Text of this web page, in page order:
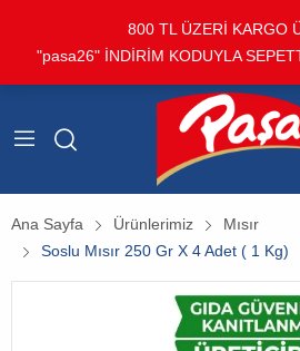
800 TL ÜZERİ KARGO
"pasa26" İNDİRİM KODUYLA
Ana Sayfa Ürünlerimiz
Mısır
Soslu Mısır 250 Gr X 4 Adet ( 1 Kg)